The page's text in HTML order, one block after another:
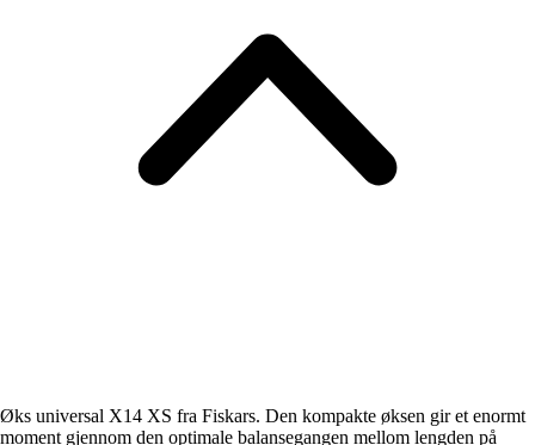
Øks universal X14 XS fra Fiskars. Den kompakte øksen gir et enormt
moment gjennom den optimale balansegangen mellom lengden på